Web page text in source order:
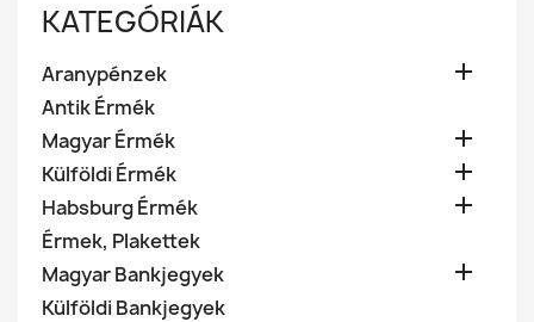
KATEGÓRIÁK
Aranypénzek 
Antik Érmék
Magyar Érmék

Külföldi Érmék 
Habsburg Érmék 
Érmek, Plakettek
Magyar Bankjegyek

Külföldi Bankjegyek